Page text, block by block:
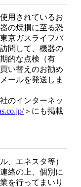
用されているお
の焼損に至る恐
京ガスライフバ
問して、機器の
的な点検（有
い替えのお勧め
ールを発送しま
のインターネッ
＞にも掲載
、エネスタ等）
絡の上、個別に
を行ってまいり